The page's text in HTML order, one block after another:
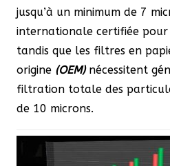
jusqu’à un minimum de 7
internationale certifiée
tandis que les filtres en
origine (OEM)nécessitent
filtration totale des
de 10 microns.